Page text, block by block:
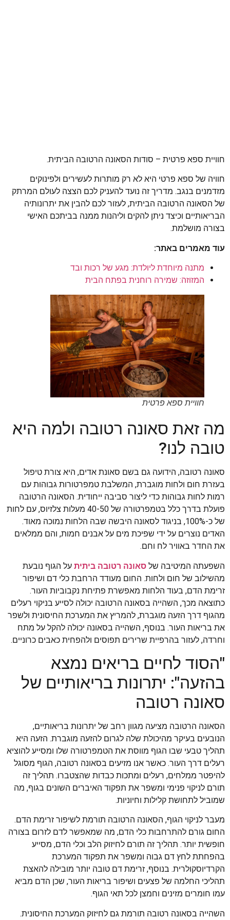
חוויית ספא פרטית – סודות הסאונה הרטובה הביתית.
חוויה של ספא פרטי היא לא רק מותרות לעשירים ולפינוקים
מזדמנים בנגב. מדריך זה נועד להעניק לכם הצצה לעולם המרתק
של הסאונה הרטובה הביתית, לעזור לכם להבין את יתרונותיה
הבריאותיים וכיצד ניתן להקים וליהנות ממנה בביתכם האישי
בצורה מושלמת.
עוד מאמרים באתר:
מתנה מיוחדת ליולדת: מגע של רכות ובד
המזוזה: שמירה רוחנית בפתח הבית
חוויית ספא פרטית
מה זאת סאונה רטובה ולמה היא
טובה לנו?
סאונה רטובה, הידועה גם בשם סאונת אדים, היא צורת טיפול
בעזרת חום ולחות מוגברת, המשלבת טמפרטורות גבוהות עם
רמות לחות גבוהות כדי ליצור סביבה ייחודית. הסאונה הרטובה
פועלת בדרך כלל בטמפרטורה של 40-50 מעלות צלזיוס, עם לחות
של כ-100%, בניגוד לסאונה היבשה שבה הלחות נמוכה מאוד.
האדים נוצרים על ידי שפיכת מים על אבנים חמות, והם ממלאים
את החדר באוויר לח וחם.
השפעתה המיטיבה של סאונה רטובה ביתית על הגוף נובעת
מהשילוב של חום ולחות. החום מעודד הרחבת כלי דם ושיפור
זרימת הדם, בעוד הלחות מאפשרת פתיחת נקבוביות העור.
כתוצאה מכך, השהייה בסאונה הרטובה יכולה לסייע בניקוי רעלים
מהגוף דרך הזעה מוגברת, להמריץ את המערכת החיסונית ולשפר
את בריאות העור. בנוסף, השהייה בסאונה יכולה להקל על מתח
וחרדה, לעזור בהרפיית שרירים תפוסים ולהפחית כאבים כרוניים.
"הסוד לחיים בריאים נמצא
בהזעה": יתרונות בריאותיים של
סאונה רטובה
הסאונה הרטובה מציעה מגוון רחב של יתרונות בריאותיים,
הנובעים בעיקר מהיכולת שלה לגרום להזעה מוגברת. הזעה היא
תהליך טבעי שבו הגוף מווסת את הטמפרטורה שלו ומסייע להוציא
רעלים דרך העור. כאשר אנו מזיעים בסאונה רטובה, הגוף מסוגל
להיפטר ממלחים, רעלים ומתכות כבדות שהצטברו. תהליך זה
תורם לניקוי פנימי ומשפר את תפקוד האיברים השונים בגוף, מה
שמוביל לתחושת קלילות וחיוניות.
מעבר לניקוי הגוף, הסאונה הרטובה תורמת לשיפור זרימת הדם.
החום גורם להתרחבות כלי הדם, מה שמאפשר לדם לזרום בצורה
חופשית יותר. תהליך זה תורם לחיזוק הלב וכלי הדם, מסייע
בהפחתת לחץ דם גבוה ומשפר את תפקוד המערכת
הקרדיוסקולרית. בנוסף, זרימת דם טובה יותר מובילה להאצת
תהליכי החלמה של פצעים ושיפור בריאות העור, שכן הדם מביא
עמו חומרים מזינים וחמצן לכל תאי הגוף.
השהייה בסאונה רטובה תורמת גם לחיזוק המערכת החיסונית.